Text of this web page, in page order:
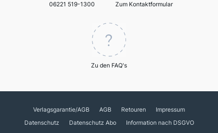
06221 519-1300 Zum Kontaktformular
Zu den FAQ's
Verlagsgarantie/AGB AGB Retouren
Impressum
Datenschutz
Datenschutz Abo
Information nach DSGVO